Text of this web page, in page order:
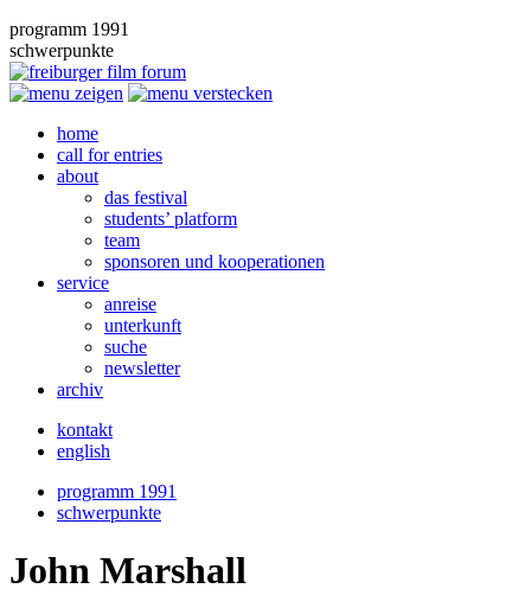
programm 1991
schwerpunkte
home
call for entries
about
das festival
students’ platform
team
sponsoren und kooperationen
service
anreise
unterkunft
suche
newsletter
archiv
kontakt
english
programm 1991
schwerpunkte
John Marshall